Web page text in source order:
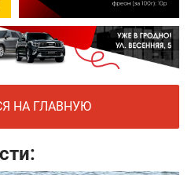
НА ГЛАВНУЮ